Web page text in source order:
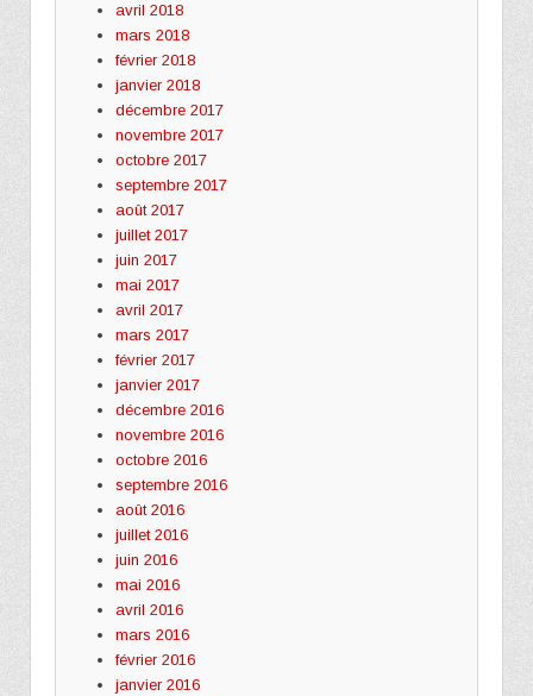
avril 2018
mars 2018
février 2018
janvier 2018
décembre 2017
novembre 2017
octobre 2017
septembre 2017
août 2017
juillet 2017
juin 2017
mai 2017
avril 2017
mars 2017
février 2017
janvier 2017
décembre 2016
novembre 2016
octobre 2016
septembre 2016
août 2016
juillet 2016
juin 2016
mai 2016
avril 2016
mars 2016
février 2016
janvier 2016